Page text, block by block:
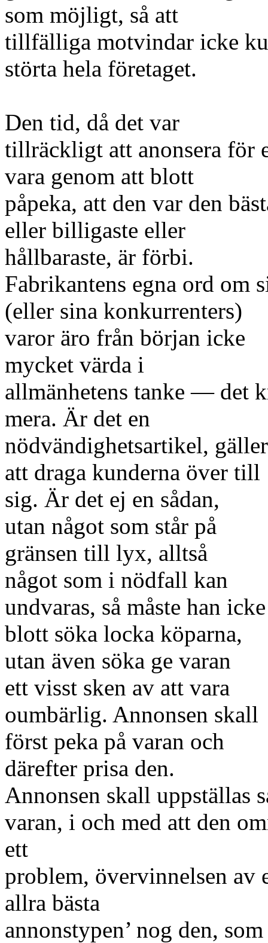
som möjligt, så att
tillfälliga motvindar icke
störta hela företaget.
Den tid, då det var
tillräckligt att anonsera för
vara genom att blott
påpeka, att den var den
eller billigaste eller
hållbaraste, är förbi.
Fabrikantens egna ord om
(eller sina konkurrenters)
varor äro från början icke
mycket värda i
allmänhetens tanke — det
mera. Är det en
nödvändighetsartikel,
att draga kunderna över till
sig. Är det ej en sådan,
utan något som står på
gränsen till lyx, alltså
något som i nödfall kan
undvaras, så måste han icke
blott söka locka köparna,
utan även söka ge varan
ett visst sken av att vara
oumbärlig. Annonsen skall
först peka på varan och
därefter prisa den.
Annonsen skall uppställas
varan, i och med att den
ett
problem, övervinnelsen av
allra bästa
annonstypen’ nog den,